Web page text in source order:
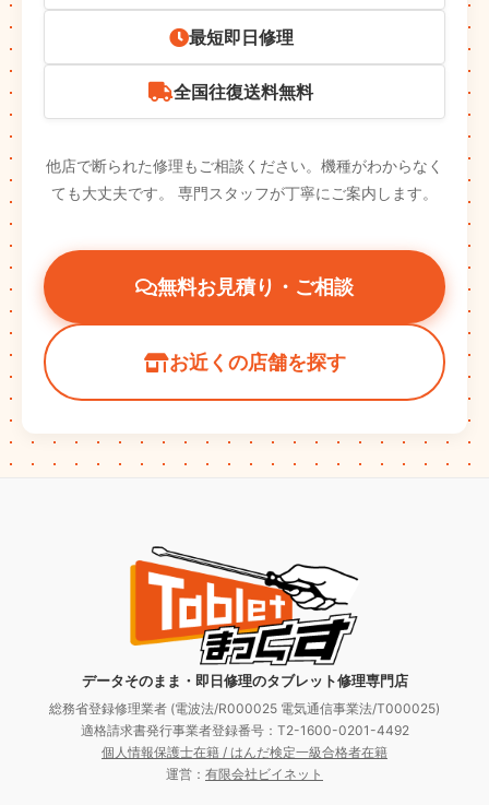
最短即日修理
全国往復送料無料
他店で断られた修理もご相談ください。機種がわからなく
ても大丈夫です。
専門スタッフが丁寧にご案内します。
無料お見積り・ご相談
お近くの店舗を探す
データそのまま・即日修理のタブレット修理専門店
総務省登録修理業者 (電波法/R000025 電気通信事業法/T000025)
適格請求書発行事業者登録番号：T2-1600-0201-4492
個人情報保護士在籍 / はんだ検定一級合格者在籍
運営： 有限会社ビイネット